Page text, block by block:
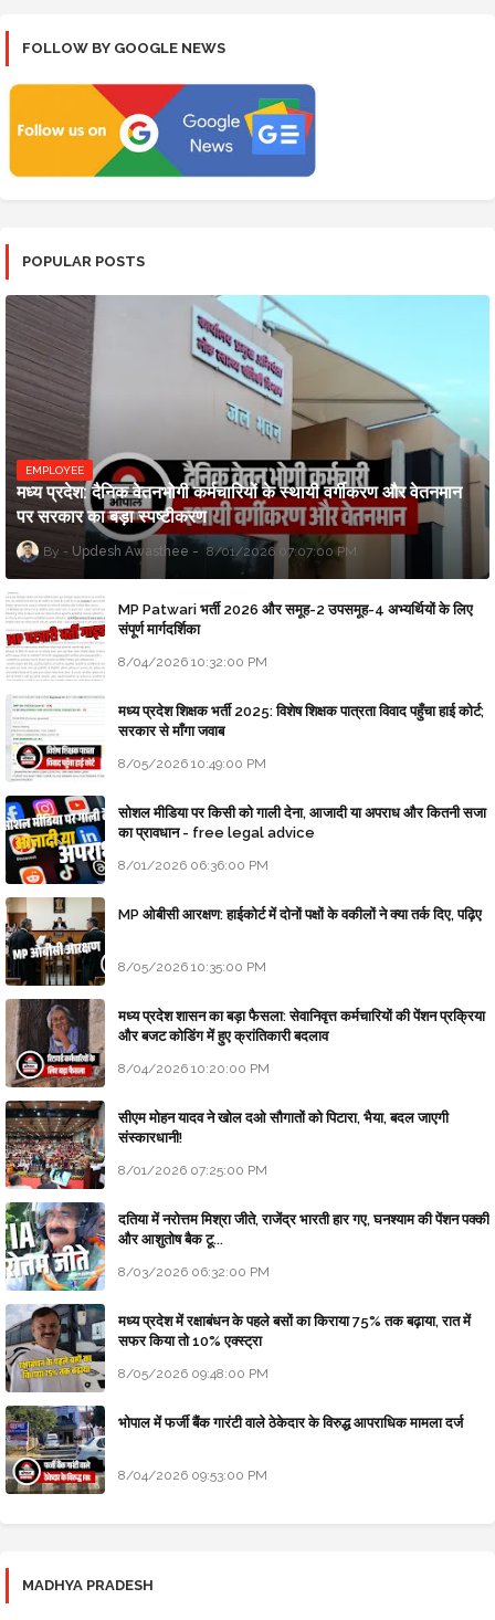
FOLLOW BY GOOGLE NEWS
POPULAR POSTS
EMPLOYEE
मध्य प्रदेश: दैनिक वेतनभोगी कर्मचारियों के स्थायी वर्गीकरण और वेतनमान
पर सरकार का बड़ा स्पष्टीकरण
Updesh Awasthee 8/01/2026 07:07:00 PM
MP Patwari भर्ती 2026 और समूह-2 उपसमूह-4 अभ्यर्थियों के लिए
संपूर्ण मार्गदर्शिका
8/04/2026 10:32:00 PM
मध्य प्रदेश शिक्षक भर्ती 2025: विशेष शिक्षक पात्रता विवाद पहुँचा हाई कोर्ट;
सरकार से माँगा जवाब
8/05/2026 10:49:00 PM
सोशल मीडिया पर किसी को गाली देना, आजादी या अपराध और कितनी सजा
का प्रावधान - free legal advice
8/01/2026 06:36:00 PM
MP ओबीसी आरक्षण: हाईकोर्ट में दोनों पक्षों के वकीलों ने क्या तर्क दिए, पढ़िए
8/05/2026 10:35:00 PM
मध्य प्रदेश शासन का बड़ा फैसला: सेवानिवृत्त कर्मचारियों की पेंशन प्रक्रिया
और बजट कोडिंग में हुए क्रांतिकारी बदलाव
8/04/2026 10:20:00 PM
सीएम मोहन यादव ने खोल दओ सौगातों को पिटारा, भैया, बदल जाएगी
संस्कारधानी!
8/01/2026 07:25:00 PM
दतिया में नरोत्तम मिश्रा जीते, राजेंद्र भारती हार गए, घनश्याम की पेंशन पक्की
और आशुतोष बैक टू...
8/03/2026 06:32:00 PM
मध्य प्रदेश में रक्षाबंधन के पहले बसों का किराया 75% तक बढ़ाया, रात में
सफर किया तो 10% एक्स्ट्रा
8/05/2026 09:48:00 PM
भोपाल में फर्जी बैंक गारंटी वाले ठेकेदार के विरुद्ध आपराधिक मामला दर्ज
8/04/2026 09:53:00 PM
MADHYA PRADESH